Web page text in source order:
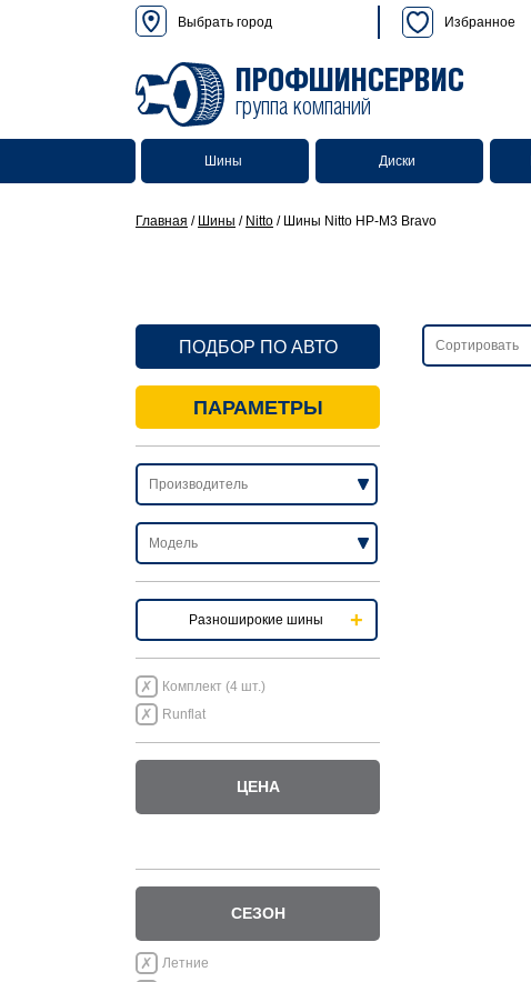
Выбрать город Избранное
ПРОФШИНСЕРВИС
группа компаний
Шины Диски
Главная / Шины / Nitto / Шины Nitto HP-M3 Bravo
ПОДБОР ПО АВТО
ПАРАМЕТРЫ
Разноширокие шины
Комплект (4 шт.)
Runflat
ЦЕНА
СЕЗОН
Летние